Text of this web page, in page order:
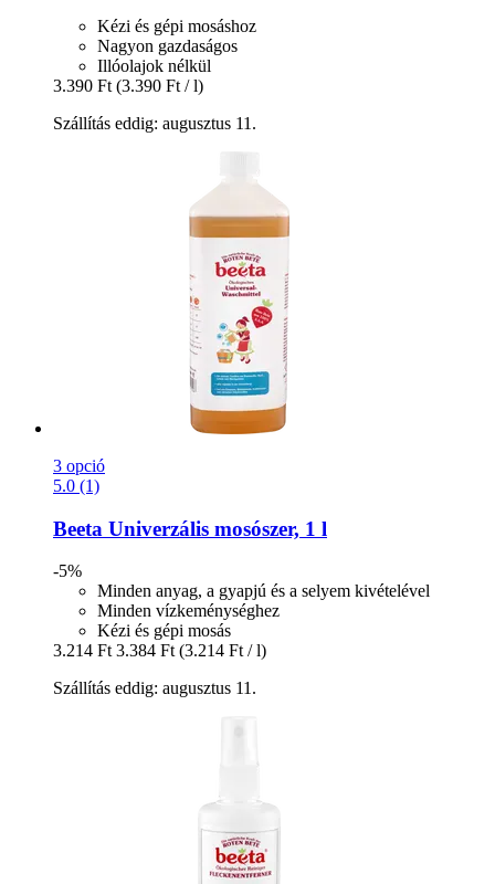
Kézi és gépi mosáshoz
Nagyon gazdaságos
Illóolajok nélkül
3.390 Ft (3.390 Ft / l)
Szállítás eddig: augusztus 11.
3 opció
5.0 (1)
Beeta Univerzális mosószer, 1 l
-5%
Minden anyag, a gyapjú és a selyem kivételével
Minden vízkeménységhez
Kézi és gépi mosás
3.214 Ft 3.384 Ft (3.214 Ft / l)
Szállítás eddig: augusztus 11.